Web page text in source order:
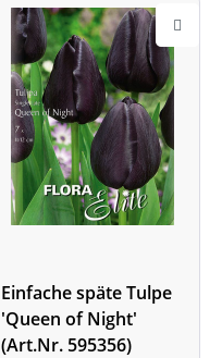
Einfache späte Tulpe
'Queen of Night'
(Art.Nr. 595356)